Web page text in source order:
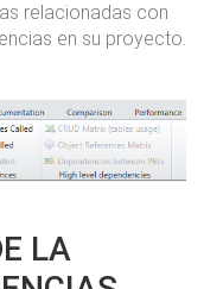
relacionadas con
en su proyecto.
LA